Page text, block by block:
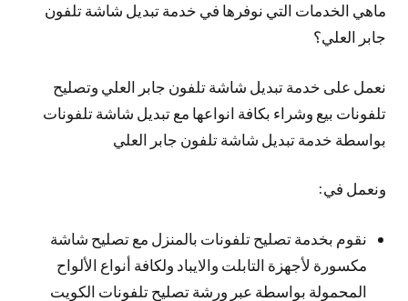
ماهي الخدمات التي نوفرها في خدمة تبديل شاشة تلفون
جابر العلي؟
نعمل على خدمة تبديل شاشة تلفون جابر العلي وتصليح
تلفونات بيع وشراء بكافة انواعها مع تبديل شاشة تلفونات
بواسطة خدمة تبديل شاشة تلفون جابر العلي
ونعمل في:
نقوم بخدمة تصليح تلفونات بالمنزل مع تصليح شاشة
مكسورة لأجهزة التابلت والايباد ولكافة أنواع الألواح
المحمولة بواسطة عبر ورشة تصليح تلفونات الكويت